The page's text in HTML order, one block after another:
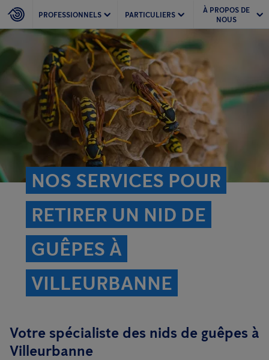
PROFESSIONNELS PARTICULIERS
À PROPOS DE
NOUS
NOS SERVICES POUR
RETIRER UN NID DE
GUÊPES À
VILLEURBANNE
Votre spécialiste des nids de guêpes à
Villeurbanne